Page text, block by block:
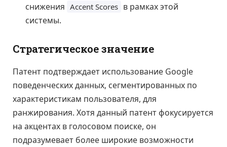
снижения Accent Scores в рамках этой
системы.
Стратегическое значение
Патент подтверждает использование Google
поведенческих данных, сегментированных по
характеристикам пользователя, для
ранжирования. Хотя данный патент фокусируется
на акцентах в голосовом поиске, он
подразумевает более широкие возможности